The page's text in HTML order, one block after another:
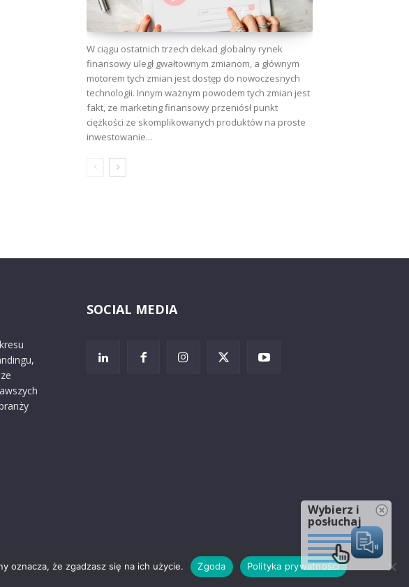
W ciągu ostatnich trzech dekad globalny rynek
finansowy uległ gwałtownym zmianom, a głównym
motorem tych zmian jest dostęp do nowoczesnych
technologii. Innym ważnym powodem tych zmian jest
fakt, że marketing finansowy przeniósł punkt
ciężkości ze skomplikowanych produktów na proste
inwestowanie...
SOCIAL MEDIA
O nas Reklama Zastrzeżenia prawne
oznacza, że zgadzasz się na ich użycie. Zgoda Polityka prywatności
Wybierz i
posłuchaj